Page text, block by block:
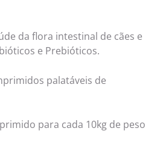
da flora intestinal de cães e
e Prebióticos.
palatáveis de
para cada 10kg de peso